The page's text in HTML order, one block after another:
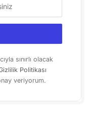
sınırlı olacak
Politikası
veriyorum.